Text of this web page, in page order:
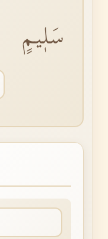
سَلٖيمٍ